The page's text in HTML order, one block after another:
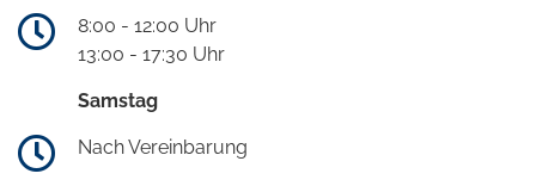
8:00 - 12:00 Uhr
13:00 - 17:30 Uhr
Samstag
Nach Vereinbarung